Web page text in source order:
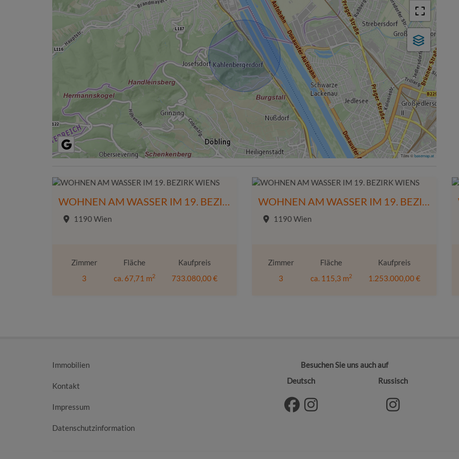
Tiles ©basemap.at
1190 Wien
Zimmer
3
Fläche
ca. 67,71 m2
Kaufpreis
733.080,00 €
1190 Wien
Zimmer
3
Fläche
ca. 115,3 m2
Kaufpreis
1.253.000,00 €
Immobilien
Kontakt
Impressum
Datenschutzinformation
Besuchen Sie uns auch auf
Deutsch
Russisch